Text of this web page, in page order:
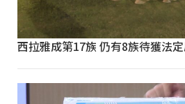
西拉雅成第17族 仍有8族待獲法